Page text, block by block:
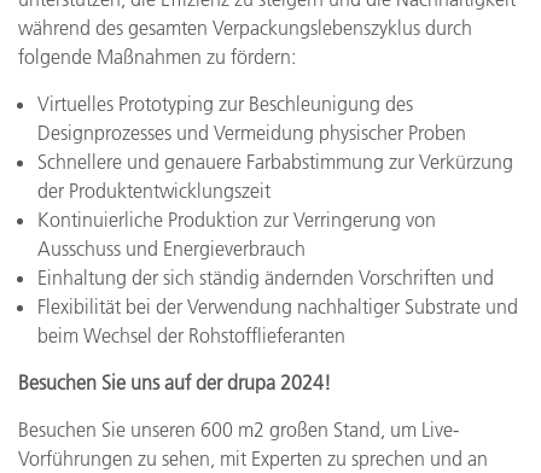
während des gesamten Verpackungslebenszyklus durch
folgende Maßnahmen zu fördern:
Virtuelles Prototyping zur Beschleunigung des
Designprozesses und Vermeidung physischer Proben
Schnellere und genauere Farbabstimmung zur Verkürzung
der Produktentwicklungszeit
Kontinuierliche Produktion zur Verringerung von
Ausschuss und Energieverbrauch
Einhaltung der sich ständig ändernden Vorschriften und
Flexibilität bei der Verwendung nachhaltiger Substrate und
beim Wechsel der Rohstofflieferanten
Besuchen Sie uns auf der drupa 2024!
Besuchen Sie unseren 600 m2 großen Stand, um Live-
Vorführungen zu sehen, mit Experten zu sprechen und an